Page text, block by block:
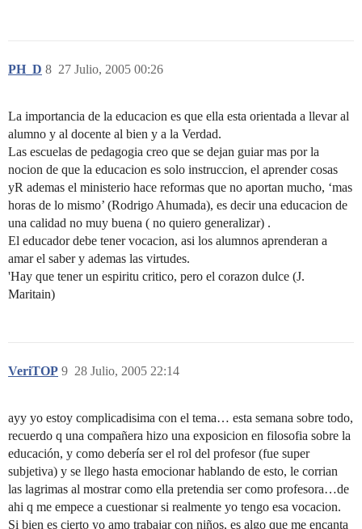
PH_D 27 Julio, 2005 00:26
8
La importancia de la educacion es que ella esta orientada a llevar al
alumno y al docente al bien y a la Verdad.
Las escuelas de pedagogia creo que se dejan guiar mas por la
nocion de que la educacion es solo instruccion, el aprender cosas
yR ademas el ministerio hace reformas que no aportan mucho, ‘mas
horas de lo mismo’ (Rodrigo Ahumada), es decir una educacion de
una calidad no muy buena ( no quiero generalizar) .
El educador debe tener vocacion, asi los alumnos aprenderan a
amar el saber y ademas las virtudes.
'Hay que tener un espiritu critico, pero el corazon dulce (J.
Maritain)
VeriTOP 28 Julio, 2005 22:14
9
ayy yo estoy complicadisima con el tema… esta semana sobre todo,
recuerdo q una compañera hizo una exposicion en filosofia sobre la
educación, y como debería ser el rol del profesor (fue super
subjetiva) y se llego hasta emocionar hablando de esto, le corrian
las lagrimas al mostrar como ella pretendia ser como profesora…de
ahi q me empece a cuestionar si realmente yo tengo esa vocacion.
Si bien es cierto yo amo trabajar con niños, es algo que me encanta